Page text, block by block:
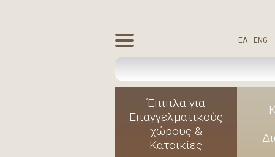
ΕΛ | ENG
Έπιπλα για
Επαγγελματικούς
χώρους &
Κατοικίες